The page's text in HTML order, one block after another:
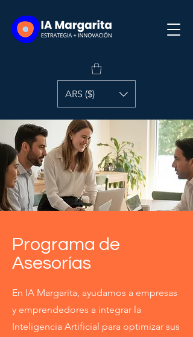
ARS ($)
Programa de
Asesorías
En IA Margarita, ayudamos a empresas
y emprendedores a integrar la
Inteligencia Artificial para optimizar sus